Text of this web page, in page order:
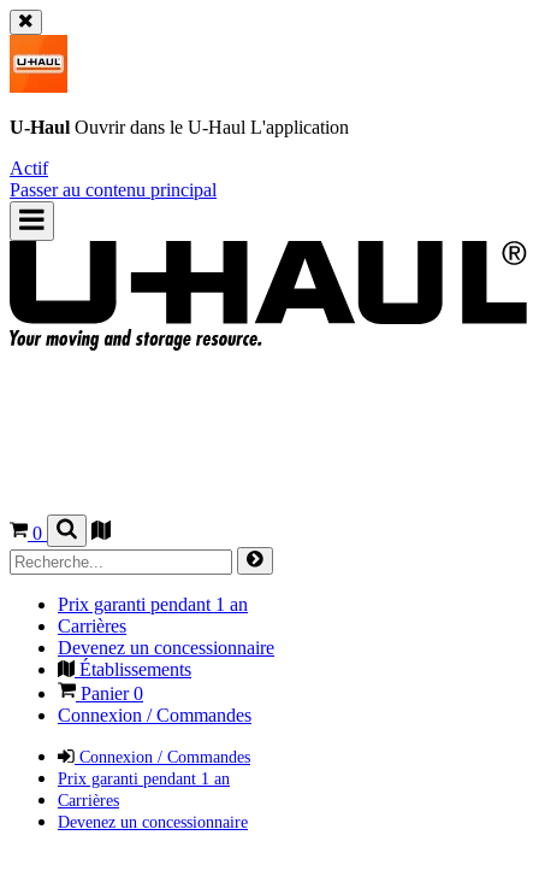
U-Haul Ouvrir dans le U-Haul L'application
Actif
Passer au contenu principal
0
Prix garanti pendant 1 an
Carrières
Devenez un concessionnaire
Établissements
Panier0
Connexion / Commandes
Connexion / Commandes
Prix garanti pendant 1 an
Carrières
Devenez un concessionnaire